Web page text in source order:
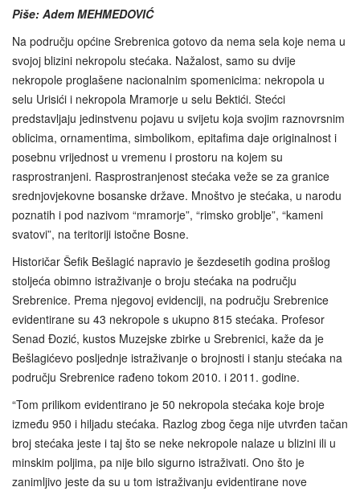
Piše: Adem MEHMEDOVIĆ
Na području općine Srebrenica gotovo da nema sela koje nema u
svojoj blizini nekropolu stećaka. Nažalost, samo su dvije
nekropole proglašene nacionalnim spomenicima: nekropola u
selu Urisići i nekropola Mramorje u selu Bektići. Stećci
predstavljaju jedinstvenu pojavu u svijetu koja svojim raznovrsnim
oblicima, ornamentima, simbolikom, epitafima daje originalnost i
posebnu vrijednost u vremenu i prostoru na kojem su
rasprostranjeni. Rasprostranjenost stećaka veže se za granice
srednjovjekovne bosanske države. Mnoštvo je stećaka, u narodu
poznatih i pod nazivom “mramorje”, “rimsko groblje”, “kameni
svatovi”, na teritoriji istočne Bosne.
Historičar Šefik Bešlagić napravio je šezdesetih godina prošlog
stoljeća obimno istraživanje o broju stećaka na području
Srebrenice. Prema njegovoj evidenciji, na području Srebrenice
evidentirane su 43 nekropole s ukupno 815 stećaka. Profesor
Senad Đozić, kustos Muzejske zbirke u Srebrenici, kaže da je
Bešlagićevo posljednje istraživanje o brojnosti i stanju stećaka na
području Srebrenice rađeno tokom 2010. i 2011. godine.
“Tom prilikom evidentirano je 50 nekropola stećaka koje broje
između 950 i hiljadu stećaka. Razlog zbog čega nije utvrđen tačan
broj stećaka jeste i taj što se neke nekropole nalaze u blizini ili u
minskim poljima, pa nije bilo sigurno istraživati. Ono što je
zanimljivo jeste da su u tom istraživanju evidentirane nove